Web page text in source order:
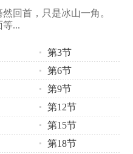
回首，只是冰山一角。
...
第3节
第6节
第9节
第12节
第15节
第18节